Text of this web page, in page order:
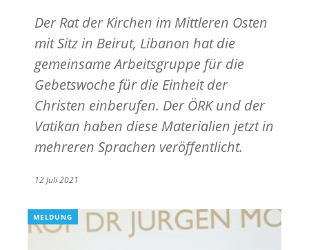
Der Rat der Kirchen im Mittleren Osten
mit Sitz in Beirut, Libanon hat die
gemeinsame Arbeitsgruppe für die
Gebetswoche für die Einheit der
Christen einberufen. Der ÖRK und der
Vatikan haben diese Materialien jetzt in
mehreren Sprachen veröffentlicht.
12 Juli 2021
MELDUNG